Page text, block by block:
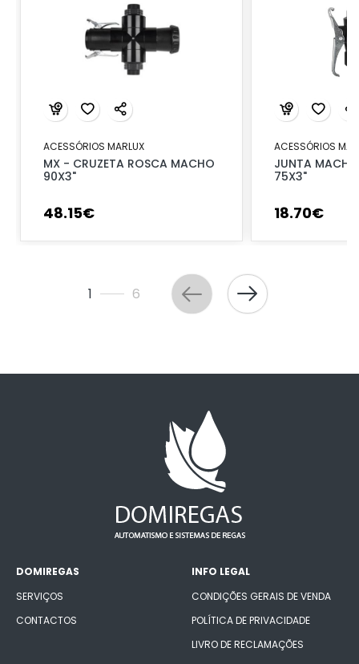
ACESSÓRIOS MARLUX
MX - CRUZETA ROSCA MACHO
90X3"
48.15€
ACESSÓRIOS
JUNTA
75X3"
18.70€
1 6
DOMIREGAS
SERVIÇOS
CONTACTOS
INFO LEGAL
CONDIÇÕES GERAIS DE VENDA
POLÍTICA DE PRIVACIDADE
LIVRO DE RECLAMAÇÕES